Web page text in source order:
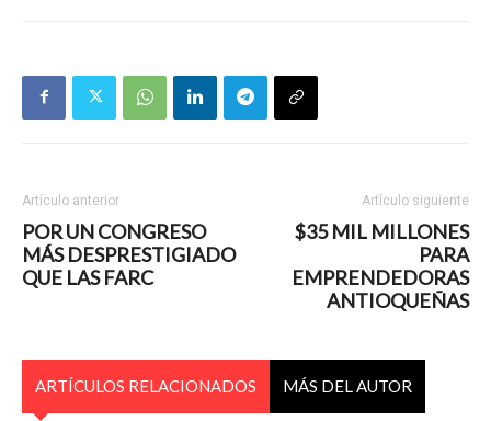
Artículo anterior
POR UN CONGRESO
MÁS DESPRESTIGIADO
QUE LAS FARC
Artículo siguiente
$35 MIL MILLONES
PARA
EMPRENDEDORAS
ANTIOQUEÑAS
ARTÍCULOS RELACIONADOS MÁS DEL AUTOR